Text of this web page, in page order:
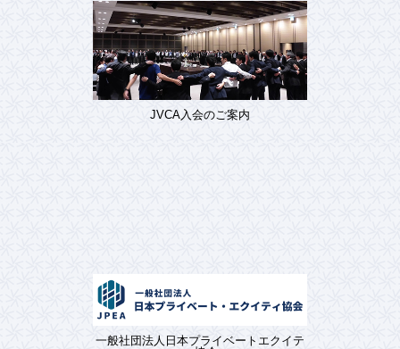
JVCA入会のご案内
一般社団法人日本プライベートエクイテ